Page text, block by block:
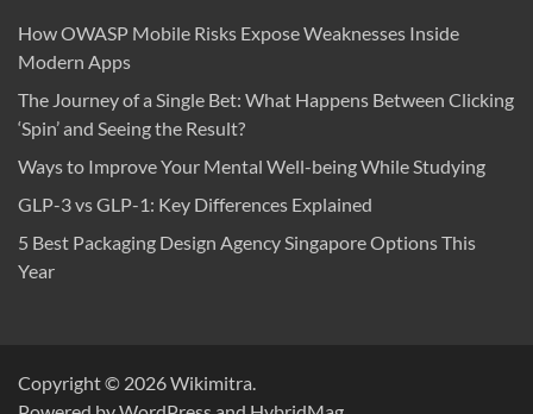
How OWASP Mobile Risks Expose Weaknesses Inside
Modern Apps
The Journey of a Single Bet: What Happens Between Clicking
‘Spin’ and Seeing the Result?
Ways to Improve Your Mental Well-being While Studying
GLP-3 vs GLP-1: Key Differences Explained
5 Best Packaging Design Agency Singapore Options This
Year
Copyright © 2026Wikimitra